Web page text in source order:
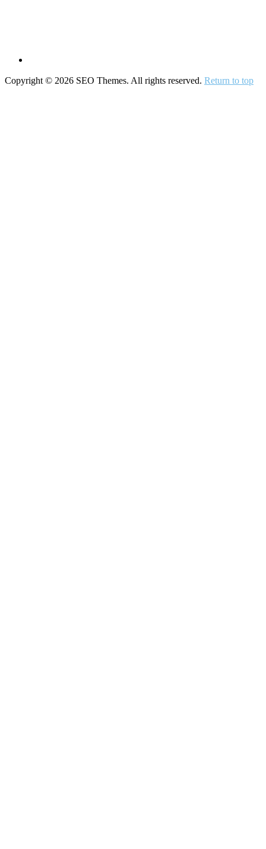
Copyright © 2026 SEO Themes. All rights reserved. Return to top